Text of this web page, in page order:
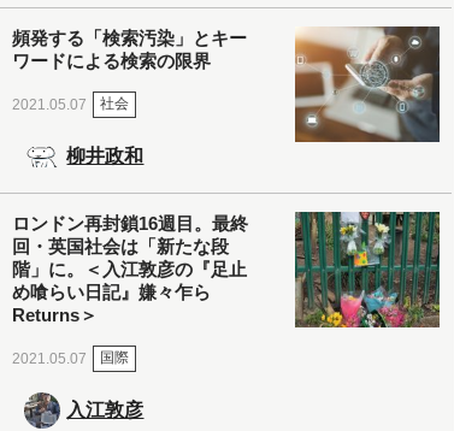
頻発する「検索汚染」とキー
ワードによる検索の限界
2021.05.07 社会
柳井政和
ロンドン再封鎖16週目。最終
回・英国社会は「新たな段
階」に。＜入江敦彦の『足止
め喰らい日記』嫌々乍ら
Returns＞
2021.05.07 国際
入江敦彦